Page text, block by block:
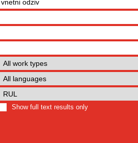
Show full text results only